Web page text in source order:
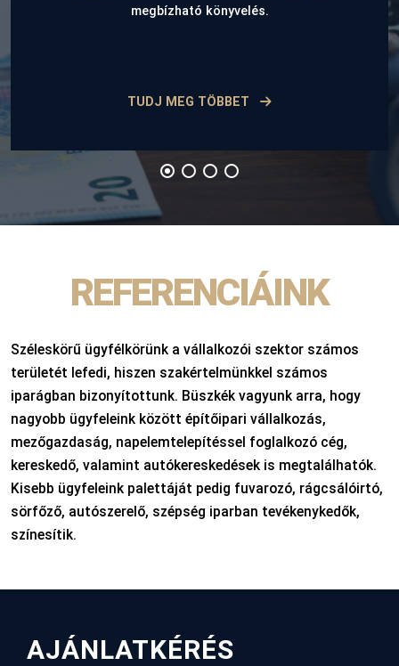
megbízható könyvelés.
TUDJ MEG TÖBBET
REFERENCIÁINK
Széleskörű ügyfélkörünk a vállalkozói szektor számos
területét lefedi, hiszen szakértelmünkkel számos
iparágban bizonyítottunk. Büszkék vagyunk arra, hogy
nagyobb ügyfeleink között építőipari vállalkozás,
mezőgazdaság, napelemtelepítéssel foglalkozó cég,
kereskedő, valamint autókereskedések is megtalálhatók.
Kisebb ügyfeleink palettáját pedig fuvarozó, rágcsálóirtó,
sörfőző, autószerelő, szépség iparban tevékenykedők,
színesítik.
AJÁNLATKÉRÉS